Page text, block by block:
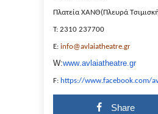
Πλατεία ΧΑΝΘ(Πλευρά
Τ: 2310 237700
E: info@avlaiatheatre.gr
W:www.avlaiatheatre.gr
F: https://www.facebook.com/
Share